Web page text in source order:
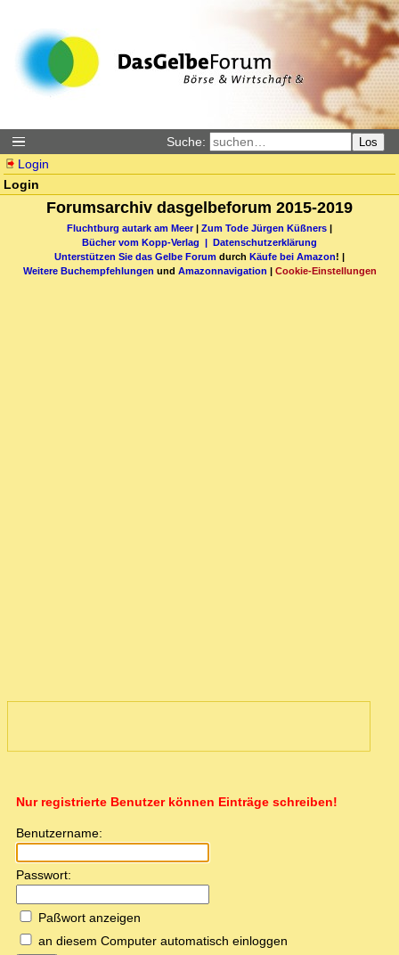
Suche: Los
Login
Login
Forumsarchiv dasgelbeforum 2015-2019
Fluchtburg autark am Meer| Zum Tode Jürgen Küßners
Bücher vom Kopp-Verlag |
Datenschutzerklärung
Unterstützen Sie das Gelbe Forum durch Käufe bei Amazon! |
Weitere Buchempfehlungen und Amazonnavigation Cookie-Einstellungen
Nur registrierte Benutzer können Einträge schreiben!
Benutzername:
Passwort:
Paßwort anzeigen
an diesem Computer automatisch einloggen